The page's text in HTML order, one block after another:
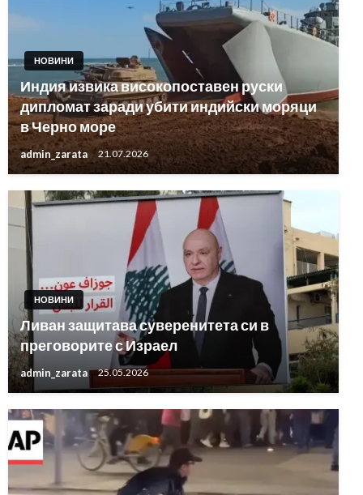
НОВИНИ
Индия извика високопоставен руски
дипломат заради убити индийски моряци
в Черно море
admin_zarata 21.07.2026
НОВИНИ
Ливан защитава суверенитета си в
преговорите с Израел
admin_zarata 25.05.2026